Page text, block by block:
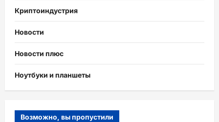
Криптоиндустрия
Новости
Новости плюс
Ноутбуки и планшеты
Возможно, вы пропустили